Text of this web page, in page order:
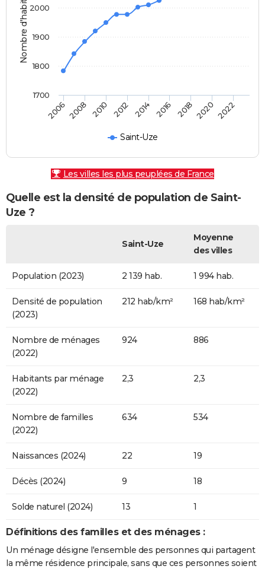
Nombre d'habitants
Saint-Uze
20062008 2010 2012 2014 2016 2018 2020 2022
1700
1800
1900
2000
Les villes les plus peuplées de France
Quelle est la densité de population de Saint-
Uze ?
Saint-Uze
Moyenne
des villes
Population (2023) 2 139 hab. 1 994 hab.
Densité de population
(2023)
212 hab/km² 168 hab/km²
Nombre de ménages
(2022)
924 886
Habitants par ménage
(2022)
2,3 2,3
Nombre de familles
(2022)
634 534
Naissances (2024) 22 19
Décès (2024) 9 18
Solde naturel (2024) 13 1
Définitions des familles et des ménages :
Un ménage désigne l'ensemble des personnes qui partagent
la même résidence principale, sans que ces personnes soient